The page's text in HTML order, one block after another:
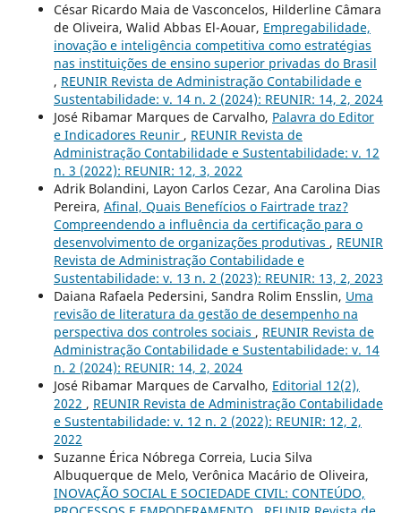
César Ricardo Maia de Vasconcelos, Hilderline Câmara
de Oliveira, Walid Abbas El-Aouar, Empregabilidade,
inovação e inteligência competitiva como estratégias
nas instituições de ensino superior privadas do Brasil
, REUNIR Revista de Administração Contabilidade e
Sustentabilidade: v. 14 n. 2 (2024): REUNIR: 14, 2, 2024
José Ribamar Marques de Carvalho, Palavra do Editor
e Indicadores Reunir , REUNIR Revista de
Administração Contabilidade e Sustentabilidade: v. 12
n. 3 (2022): REUNIR: 12, 3, 2022
Adrik Bolandini, Layon Carlos Cezar, Ana Carolina Dias
Pereira, Afinal, Quais Benefícios o Fairtrade traz?
Compreendendo a influência da certificação para o
desenvolvimento de organizações produtivas , REUNIR
Revista de Administração Contabilidade e
Sustentabilidade: v. 13 n. 2 (2023): REUNIR: 13, 2, 2023
Daiana Rafaela Pedersini, Sandra Rolim Ensslin, Uma
revisão de literatura da gestão de desempenho na
perspectiva dos controles sociais , REUNIR Revista de
Administração Contabilidade e Sustentabilidade: v. 14
n. 2 (2024): REUNIR: 14, 2, 2024
José Ribamar Marques de Carvalho, Editorial 12(2),
2022 , REUNIR Revista de Administração Contabilidade
e Sustentabilidade: v. 12 n. 2 (2022): REUNIR: 12, 2,
2022
Suzanne Érica Nóbrega Correia, Lucia Silva
Albuquerque de Melo, Verônica Macário de Oliveira,
INOVAÇÃO SOCIAL E SOCIEDADE CIVIL: CONTEÚDO,